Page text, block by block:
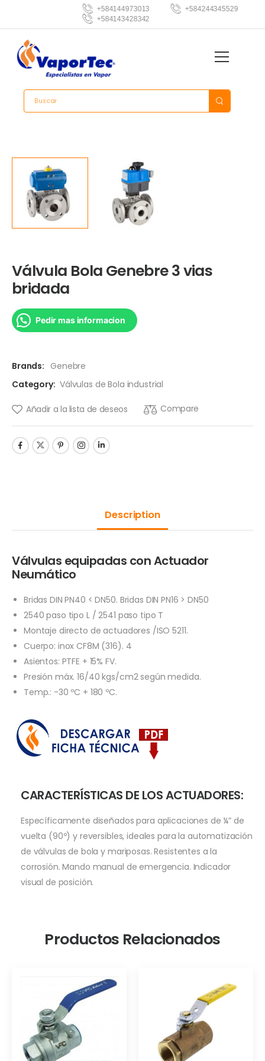
+584144973013
+584244345529
+584143428342
Válvula Bola Genebre 3 vias
bridada
Pedir mas informacion
Brands: Genebre
Category: Válvulas de Bola industrial
Añadir a la lista de deseos Compare
Description
Válvulas equipadas con Actuador
Neumático
Bridas DIN PN40 < DN50. Bridas DIN PN16 > DN50
2540 paso tipo L / 2541 paso tipo T
Montaje directo de actuadores /ISO 5211.
Cuerpo: inox CF8M (316). 4
Asientos: PTFE + 15% FV.
Presión máx. 16/40 kgs/cm2 según medida.
Temp.: -30 ºC + 180 ºC.
CARACTERÍSTICAS DE LOS ACTUADORES:
Específicamente diseñados para aplicaciones de ¼” de
vuelta (90º) y reversibles, ideales para la automatización
de válvulas de bola y mariposas. Resistentes a la
corrosión. Mando manual de emergencia. Indicador
visual de posición.
Productos Relacionados